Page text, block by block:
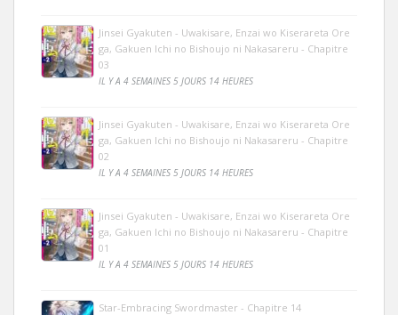
Jinsei Gyakuten - Uwakisare, Enzai wo Kiserareta Ore
ga, Gakuen Ichi no Bishoujo ni Nakasareru - Chapitre
03
IL Y A 4 SEMAINES 5 JOURS 14 HEURES
Jinsei Gyakuten - Uwakisare, Enzai wo Kiserareta Ore
ga, Gakuen Ichi no Bishoujo ni Nakasareru - Chapitre
02
IL Y A 4 SEMAINES 5 JOURS 14 HEURES
Jinsei Gyakuten - Uwakisare, Enzai wo Kiserareta Ore
ga, Gakuen Ichi no Bishoujo ni Nakasareru - Chapitre
01
IL Y A 4 SEMAINES 5 JOURS 14 HEURES
Star-Embracing Swordmaster - Chapitre 14